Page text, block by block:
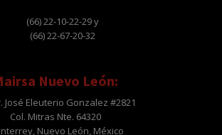
(66) 22-10-22-29 y
(66) 22-67-20-32
Nuevo León:
José Eleuterio Gonzalez #2821
Col. Mitras Nte. 64320
Nuevo León, México